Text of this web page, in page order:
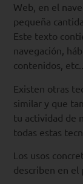
Web, en el
pequeña
Este texto
navegación,
contenidos,
Existen otras
similar y que
tu actividad de
todas estas
Los usos
describen en el